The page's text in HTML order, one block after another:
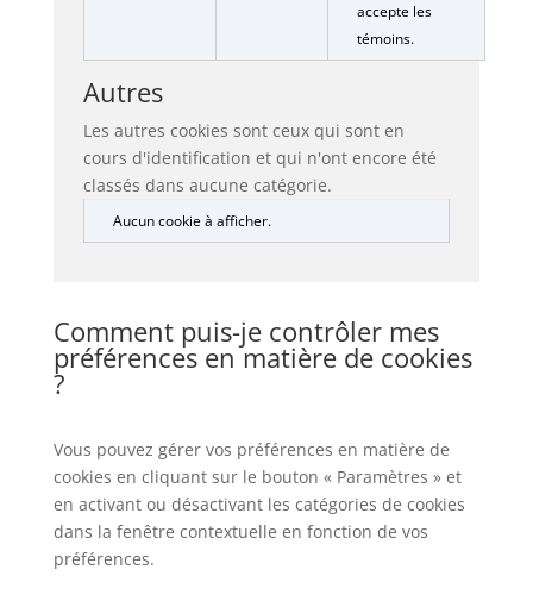
accepte les
témoins.
Autres
Les autres cookies sont ceux qui sont en
cours d'identification et qui n'ont encore été
classés dans aucune catégorie.
Aucun cookie à afficher.
Comment puis-je contrôler mes
préférences en matière de cookies
?
Vous pouvez gérer vos préférences en matière de
cookies en cliquant sur le bouton « Paramètres » et
en activant ou désactivant les catégories de cookies
dans la fenêtre contextuelle en fonction de vos
préférences.